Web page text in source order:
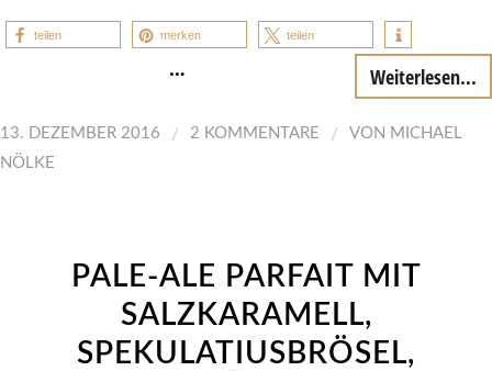
teilen merken teilen
… Weiterlesen...
13. DEZEMBER 2016 / 2 KOMMENTARE / VON MICHAEL
NÖLKE
PALE-ALE PARFAIT MIT
SALZKARAMELL,
SPEKULATIUSBRÖSEL,